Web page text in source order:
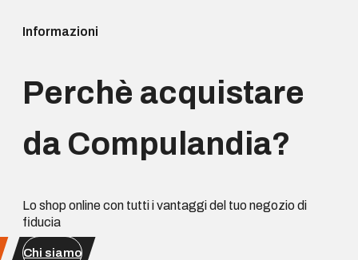
Informazioni
Perchè acquistare
da Compulandia?
Lo shop online con tutti i vantaggi del tuo negozio di
fiducia
Chi siamo